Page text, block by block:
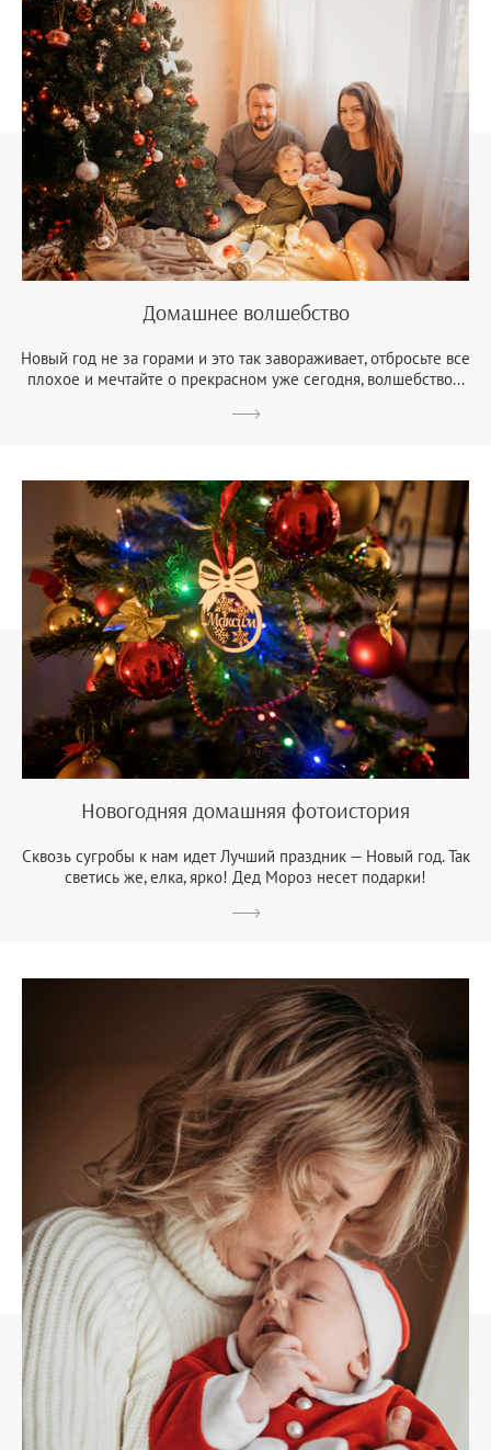
Домашнее волшебство
Новый год не за горами и это так завораживает, отбросьте все
плохое и мечтайте о прекрасном уже сегодня, волшебство...
Новогодняя домашняя фотоистория
Сквозь сугробы к нам идет Лучший праздник — Новый год. Так
светись же, елка, ярко! Дед Мороз несет подарки!